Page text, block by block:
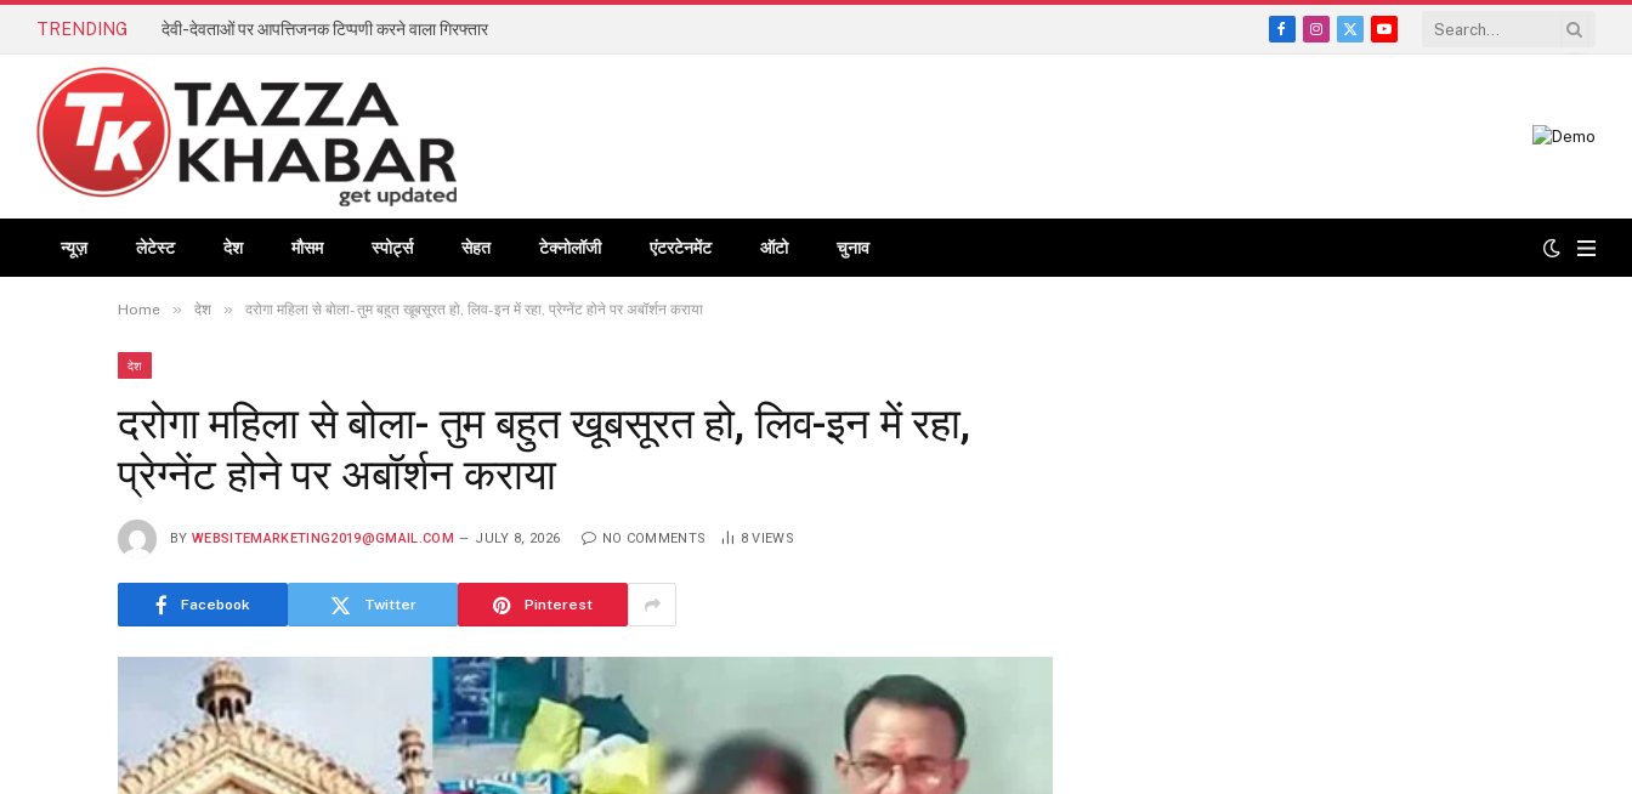
TRENDING देवी-देवताओं पर आपत्तिजनक टिप्पणी करने वाला गिरफ्तार
Facebook
Instagram
X
YouTube
न्यूज़ लेटेस्ट देश मौसम स्पोर्ट्स सेहत टेक्नोलॉजी एंटरटेनमेंट ऑटो चुनाव
Home » देश » दरोगा महिला से बोला- तुम बहुत खूबसूरत हो, लिव-इन में रहा, प्रेग्नेंट होने पर अबॉर्शन कराया
देश
दरोगा महिला से बोला- तुम बहुत खूबसूरत हो, लिव-इन में रहा,
प्रेग्नेंट होने पर अबॉर्शन कराया
BY WEBSITEMARKETING2019@GMAIL.COM JULY 8, 2026 NO COMMENTS 8VIEWS
Facebook Twitter Pinterest